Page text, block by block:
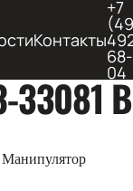
Контакты
+7
68-
04
В
Манипулятор